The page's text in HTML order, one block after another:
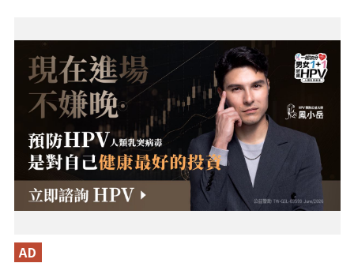
設計車型！採
用高性能
4WD 的正統
越野車
「Passport
TrailSport
Elite」究竟
是什麼樣的
車？
AD